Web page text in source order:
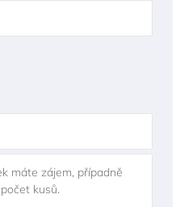
máte zájem, případně
kusů.